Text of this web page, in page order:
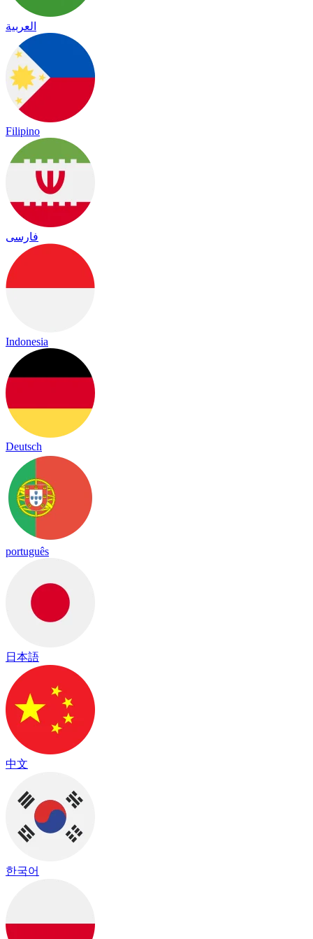
العربية
Filipino
فارسی
Indonesia
Deutsch
português
日本語
中文
한국어